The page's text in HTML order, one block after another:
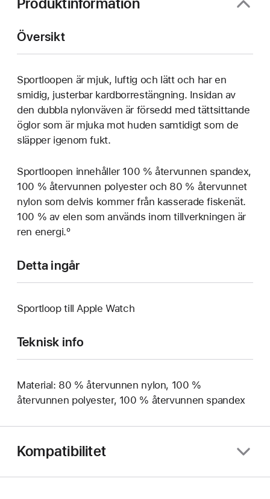
Översikt
Sportloopen är mjuk, luftig och lätt och har en
smidig, justerbar kardborrestängning. Insidan av
den dubbla nylonväven är försedd med tättsittande
öglor som är mjuka mot huden samtidigt som de
släpper igenom fukt.
Sportloopen innehåller 100 % återvunnen spandex,
100 % återvunnen polyester och 80 % återvunnet
nylon som delvis kommer från kasserade fiskenät.
100 % av elen som används inom tillverkningen är
ren energi.º
Detta ingår
Sportloop till Apple Watch
Teknisk info
Material: 80 % återvunnen nylon, 100 %
återvunnen polyester, 100 % återvunnen spandex
Kompatibilitet